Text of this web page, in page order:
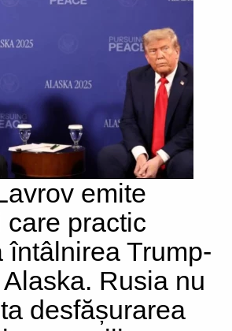
emite
care practic
întâlnirea Trump-
Rusia nu
desfășurarea